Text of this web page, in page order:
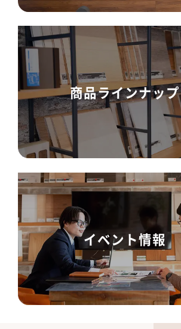
商品ラインナップ
イベント情報